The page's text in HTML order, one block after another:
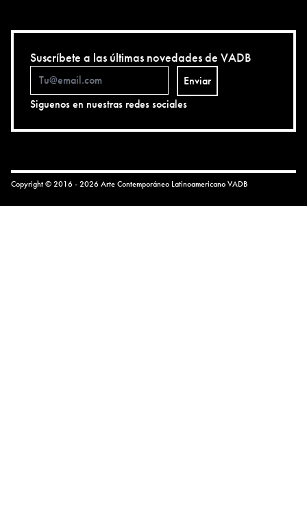
Suscríbete a las últimas novedades de VADB
Enviar
Siguenos en nuestras redes sociales
Copyright © 2016 - 2026 Arte Contemporáneo LatinoamericanoVADB